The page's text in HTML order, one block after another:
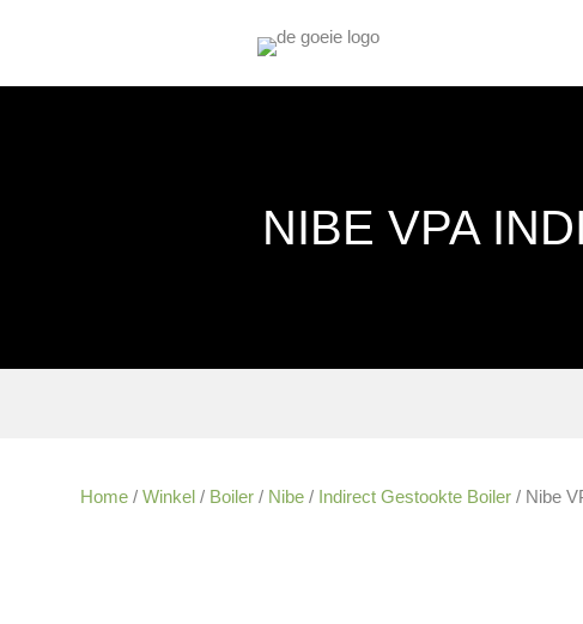
NIBE VPA
Home /Winkel / Boiler / Nibe / Indirect Gestookte Boiler / Nibe